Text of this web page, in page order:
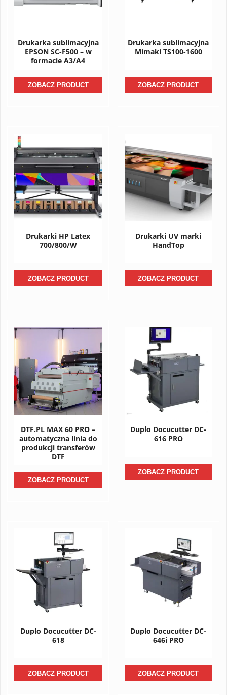
Drukarka sublimacyjna
EPSON SC-F500 – w
formacie A3/A4
ZOBACZ PRODUCT
Drukarka sublimacyjna
Mimaki TS100-1600
ZOBACZ PRODUCT
Drukarki HP Latex
700/800/W
ZOBACZ PRODUCT
Drukarki UV marki
HandTop
ZOBACZ PRODUCT
DTF.PL MAX 60 PRO –
automatyczna linia do
produkcji transferów
DTF
ZOBACZ PRODUCT
Duplo Docucutter DC-
616 PRO
ZOBACZ PRODUCT
Duplo Docucutter DC-
618
ZOBACZ PRODUCT
Duplo Docucutter DC-
646i PRO
ZOBACZ PRODUCT